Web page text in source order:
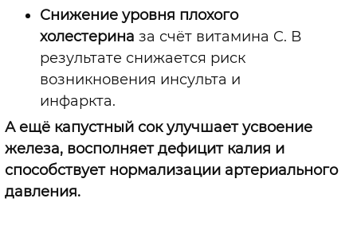
Снижение уровня плохого
холестерина за счёт витамина C. В
результате снижается риск
возникновения инсульта и
инфаркта.
А ещё капустный сок улучшает усвоение
железа, восполняет дефицит калия и
способствует нормализации артериального
давления.